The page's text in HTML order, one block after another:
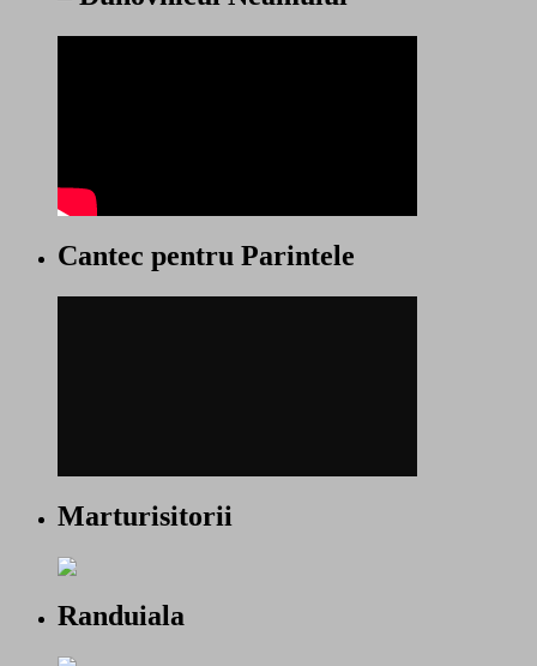
Cantec pentru Parintele
Marturisitorii
Randuiala